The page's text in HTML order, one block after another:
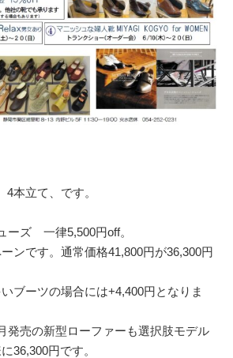
本立て、です。
ーズ 一律5,500円off。
ンです。通常価格41,800円が36,300円
ブーツの場合には+4,400円となりま
発売の新型ローファーも選択肢モデル
36,300円です。